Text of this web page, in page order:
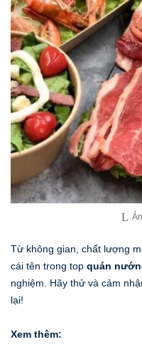
Từ không gian, chất lượng
cái tên trong top quán
nghiệm. Hãy thử và cảm
lại!
Xem thêm: